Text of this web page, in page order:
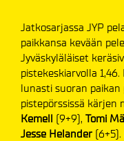
Jatkosarjassa JYP
paikkansa kevään
Jyväskyläläiset
pistekeskiarvolla
lunasti suoran paikan
pistepörssissä kärjen
Kemell (9+9), Tomi
Jesse Helander